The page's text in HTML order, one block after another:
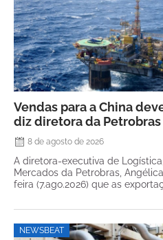
Vendas para a China
diz diretora da Petrobras
8 de agosto de 2026
A diretora-executiva de
Mercados da Petrobras,
feira (7.ago.2026) que as
NEWSBEAT